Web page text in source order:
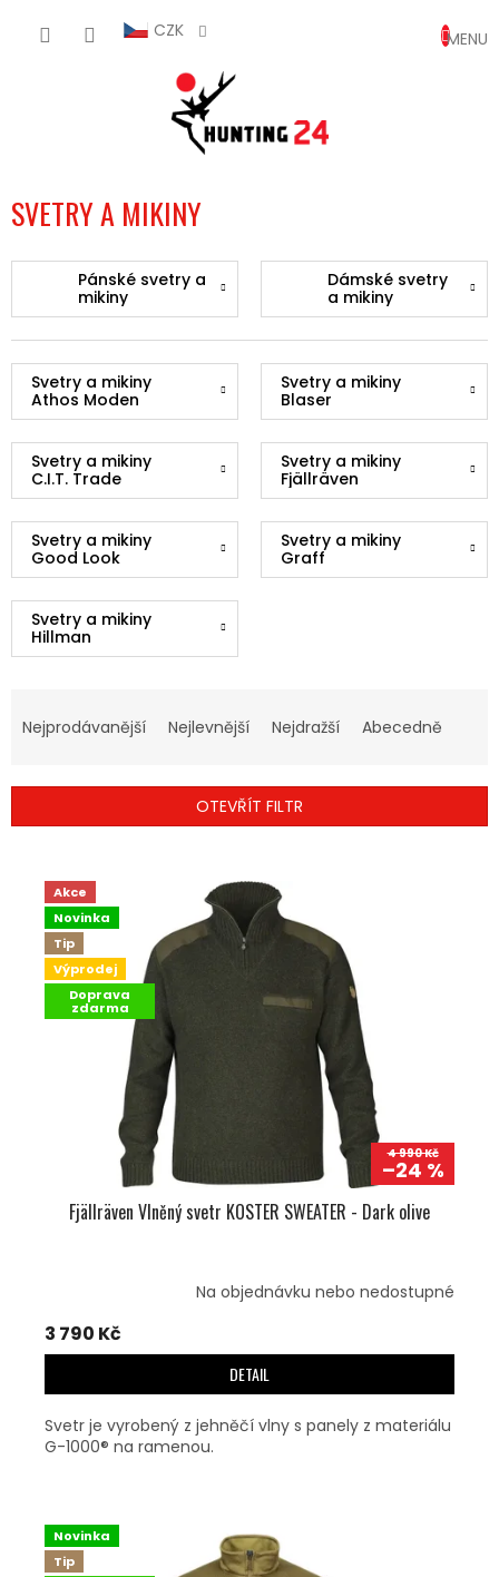
CZK
KOŠÍK
SVETRY A MIKINY
Pánské svetry a
mikiny
Dámské svetry
a mikiny
Svetry a mikiny
Athos Moden
Svetry a mikiny
Blaser
Svetry a mikiny
C.I.T. Trade
Svetry a mikiny
Fjällräven
Svetry a mikiny
Good Look
Svetry a mikiny
Graff
Svetry a mikiny
Hillman
N
Í
Nejprodávanější Nejlevnější Nejdražší Abecedně
OTEVŘÍT FILTR
Akce
Novinka
Tip
Výprodej
Doprava
zdarma
4 990 Kč
–24 %
Fjällräven Vlněný svetr KOSTER SWEATER - Dark olive
Na objednávku nebo nedostupné
3 790 Kč
DETAIL
Svetr je vyrobený z jehněčí vlny s panely z materiálu
G-1000® na ramenou.
Novinka
Tip